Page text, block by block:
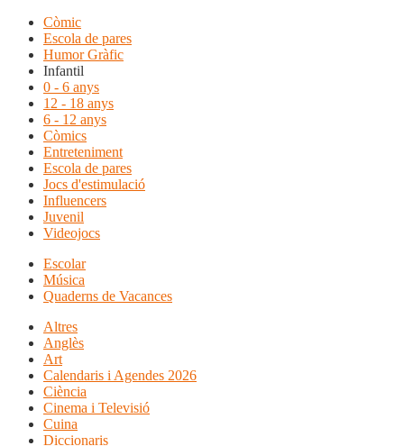
Còmic
Escola de pares
Humor Gràfic
Infantil
0 - 6 anys
12 - 18 anys
6 - 12 anys
Còmics
Entreteniment
Escola de pares
Jocs d'estimulació
Influencers
Juvenil
Videojocs
Escolar
Música
Quaderns de Vacances
Altres
Anglès
Art
Calendaris i Agendes 2026
Ciència
Cinema i Televisió
Cuina
Diccionaris